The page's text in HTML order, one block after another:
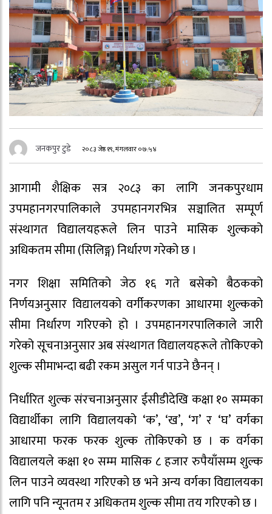
जनकपुर टुडे २०८३ जेष्ठ १९, मंगलवार ०७:५४
आगामी शैक्षिक सत्र २०८३ का लागि जनकपुरधाम
उपमहानगरपालिकाले उपमहानगरभित्र सञ्चालित सम्पूर्ण
संस्थागत विद्यालयहरूले लिन पाउने मासिक शुल्कको
अधिकतम सीमा (सिलिङ्ग) निर्धारण गरेको छ ।
नगर शिक्षा समितिको जेठ १६ गते बसेको बैठकको
निर्णयअनुसार विद्यालयको वर्गीकरणका आधारमा शुल्कको
सीमा निर्धारण गरिएको हो । उपमहानगरपालिकाले जारी
गरेको सूचनाअनुसार अब संस्थागत विद्यालयहरूले तोकिएको
शुल्क सीमाभन्दा बढी रकम असुल गर्न पाउने छैनन् ।
निर्धारित शुल्क संरचनाअनुसार ईसीडीदेखि कक्षा १० सम्मका
विद्यार्थीका लागि विद्यालयको ‘क’, ‘ख’, ‘ग’ र ‘घ’ वर्गका
आधारमा फरक फरक शुल्क तोकिएको छ । क वर्गका
विद्यालयले कक्षा १० सम्म मासिक ८ हजार रुपैयाँसम्म शुल्क
लिन पाउने व्यवस्था गरिएको छ भने अन्य वर्गका विद्यालयका
लागि पनि न्यूनतम र अधिकतम शुल्क सीमा तय गरिएको छ ।